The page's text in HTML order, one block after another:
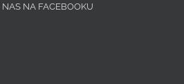
NA FACEBOOKU